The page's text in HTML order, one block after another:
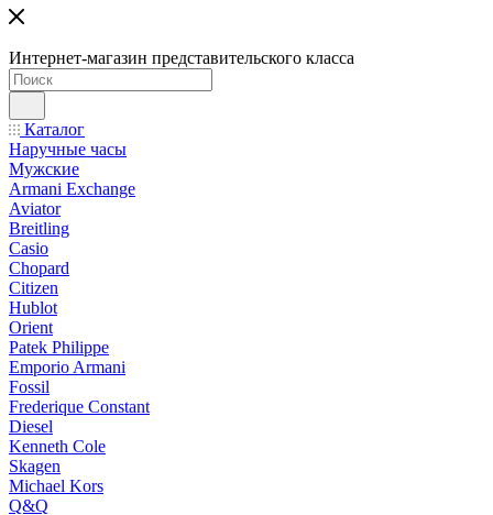
Интернет-магазин представительского класса
Каталог
Наручные часы
Мужские
Armani Exchange
Aviator
Breitling
Casio
Chopard
Citizen
Hublot
Orient
Patek Philippe
Emporio Armani
Fossil
Frederique Constant
Diesel
Kenneth Cole
Skagen
Michael Kors
Q&Q